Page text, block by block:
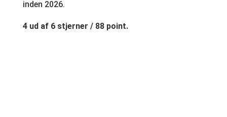
inden 2026.
4 ud af 6 stjerner / 88 point.